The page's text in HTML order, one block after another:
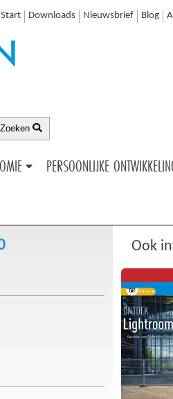
Start Downloads Nieuwsbrief Blog
Zoeken
PERSOONLIJKE
Ook